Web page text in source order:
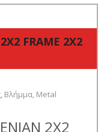
FRAME 2Χ2
, Βλήμμα, Metal
2Χ2